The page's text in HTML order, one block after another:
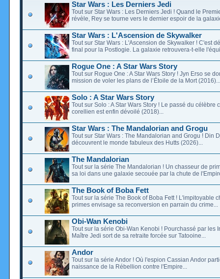
Star Wars : Les Derniers Jedi
Tout sur Star Wars : Les Derniers Jedi ! Quand le
révèle, Rey se tourne vers le dernier espoir de la
Star Wars : L'Ascension de Skywalker
Tout sur Star Wars : L'Ascension de Skywalker ! C'est
final pour la Postlogie. La galaxie retrouvera-t-elle
Rogue One : A Star Wars Story
Tout sur Rogue One : A Star Wars Story ! Jyn Erso se
mission de voler les plans de l’Étoile de la Mort (2016)...
Solo : A Star Wars Story
Tout sur Solo : A Star Wars Story ! Le passé du célèbre
corellien est enfin dévoilé (2018)...
Star Wars : The Mandalorian and Grogu
Tout sur Star Wars : The Mandalorian and Grogu ! Din
découvrent le monde fabuleux des Hutts (2026)...
The Mandalorian
Tout sur la série The Mandalorian ! Un chasseur de
sa loi dans une galaxie secouée par la chute de
The Book of Boba Fett
Tout sur la série The Book of Boba Fett ! L'impitoyable
primes envisage sa reconversion en parrain du crime...
Obi-Wan Kenobi
Tout sur la série Obi-Wan Kenobi ! Pourchassé par les
Maître Jedi sort de sa retraite forcée sur Tatooine...
Andor
Tout sur la série Andor ! Où l'espion Cassian Andor
naissance de la Rébellion contre l'Empire...